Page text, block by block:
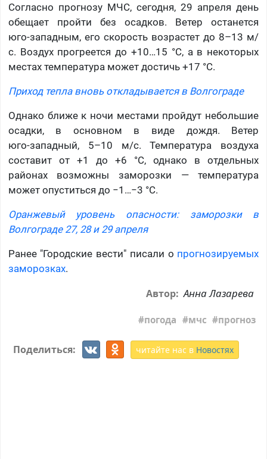
Согласно прогнозу МЧС, сегодня, 29 апреля день
обещает пройти без осадков. Ветер останется
юго‑западным, его скорость возрастет до 8–13 м/
с. Воздух прогреется до +10…15 °C, а в некоторых
местах температура может достичь +17 °C.
Приход тепла вновь откладывается в Волгограде
Однако ближе к ночи местами пройдут небольшие
осадки, в основном в виде дождя. Ветер
юго‑западный, 5–10 м/с. Температура воздуха
составит от +1 до +6 °C, однако в отдельных
районах возможны заморозки — температура
может опуститься до −1…−3 °C.
Оранжевый уровень опасности: заморозки в
Волгограде 27, 28 и 29 апреля
Ранее​ "Городские вести" писали о прогнозируемых
заморозках.
Автор: Анна Лазарева
погода мчс прогноз
Поделиться: читайте нас в Новостях